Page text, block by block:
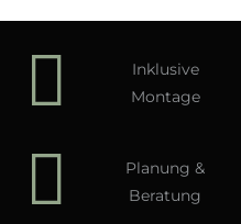
Inklusive
Montage
Planung &
Beratung